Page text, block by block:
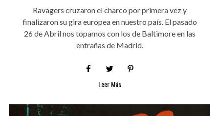
Ravagers cruzaron el charco por primera vez y
finalizaron su gira europea en nuestro país. El pasado
26 de Abril nos topamos con los de Baltimore en las
entrañas de Madrid.
Leer Más